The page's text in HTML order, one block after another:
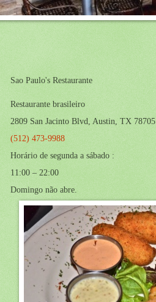
Sao Paulo's Restaurante
Restaurante brasileiro
2809 San Jacinto Blvd, Austin, TX 78705
(512) 473-9988
Horário de segunda a sábado :
11:00 – 22:00
Domingo não abre.